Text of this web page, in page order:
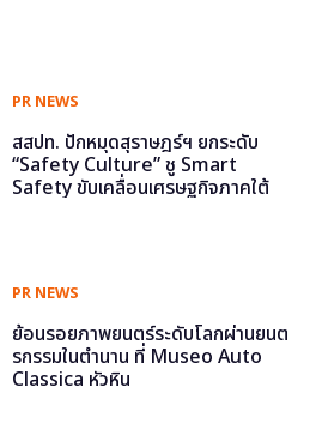
PR NEWS
สสปท. ปักหมุดสุราษฎร์ฯ ยกระดับ
“Safety Culture” ชู Smart
Safety ขับเคลื่อนเศรษฐกิจภาคใต้
PR NEWS
ย้อนรอยภาพยนตร์ระดับโลกผ่านยนต
รกรรมในตำนาน ที่ Museo Auto
Classica หัวหิน